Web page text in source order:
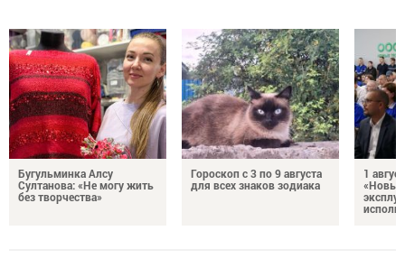
Бугульминка Алсу
Султанова: «Не могу жить
без творчества»
Гороскоп с 3 по 9 августа
для всех знаков зодиака
1
«Новые